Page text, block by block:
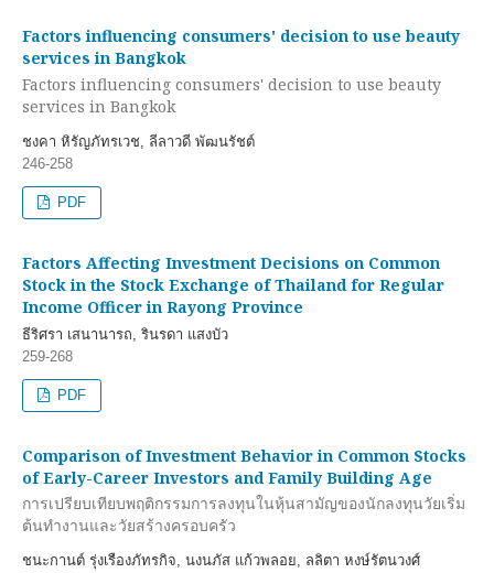
Factors influencing consumers' decision to use beauty
services in Bangkok
Factors influencing consumers' decision to use beauty
services in Bangkok
ชงคา หิรัญภัทรเวช, ลีลาวดี พัฒนรัชต์
246-258
PDF
Factors Affecting Investment Decisions on Common
Stock in the Stock Exchange of Thailand for Regular
Income Officer in Rayong Province
ธีริศรา เสนานารถ, รินรดา แสงบัว
259-268
PDF
Comparison of Investment Behavior in Common Stocks
of Early-Career Investors and Family Building Age
การเปรียบเทียบพฤติกรรมการลงทุนในหุ้นสามัญของนักลงทุนวัยเริ่ม
ต้นทำงานและวัยสร้างครอบครัว
ชนะกานต์ รุ่งเรืองภัทรกิจ, นงนภัส แก้วพลอย, ลลิตา หงษ์รัตนวงศ์